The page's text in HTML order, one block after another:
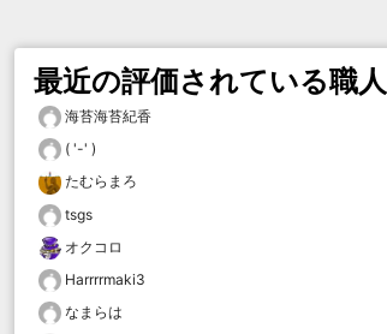
最近の評価されている職人
海苔海苔紀香
( '-' )
たむらまろ
tsgs
オクコロ
Harrrrmaki3
なまらは